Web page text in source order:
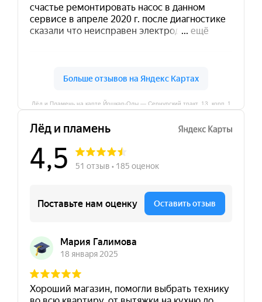
Лёд и Пламень на карте Йошкар‑Олы — Сернурский тракт, 13, корп. 1